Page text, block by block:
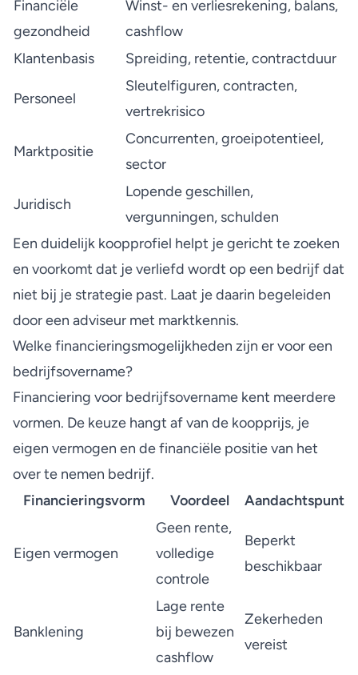
Financiële
gezondheid
Winst- en verliesrekening, balans,
cashflow
Klantenbasis
Spreiding, retentie, contractduur
Personeel
Sleutelfiguren, contracten,
vertrekrisico
Marktpositie
Concurrenten, groeipotentieel,
sector
Juridisch
Lopende geschillen,
vergunningen, schulden
Een duidelijk koopprofiel helpt je gericht te zoeken
en voorkomt dat je verliefd wordt op een bedrijf dat
niet bij je strategie past. Laat je daarin begeleiden
door een adviseur met marktkennis.
Welke financieringsmogelijkheden zijn er voor een
bedrijfsovername?
Financiering voor bedrijfsovername kent meerdere
vormen. De keuze hangt af van de koopprijs, je
eigen vermogen en de financiële positie van het
over te nemen bedrijf.
Financieringsvorm
Voordeel Aandachtspunt
Eigen vermogen
Geen rente,
volledige
controle
Beperkt
beschikbaar
Banklening
Lage rente
bij bewezen
cashflow
Zekerheden
vereist